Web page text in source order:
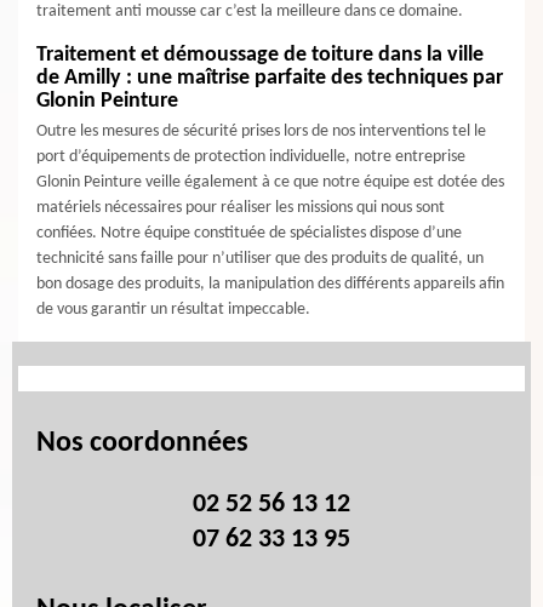
traitement anti mousse car c’est la meilleure dans ce domaine.
Traitement et démoussage de toiture dans la ville
de Amilly : une maîtrise parfaite des techniques par
Glonin Peinture
Outre les mesures de sécurité prises lors de nos interventions tel le
port d’équipements de protection individuelle, notre entreprise
Glonin Peinture veille également à ce que notre équipe est dotée des
matériels nécessaires pour réaliser les missions qui nous sont
confiées. Notre équipe constituée de spécialistes dispose d’une
technicité sans faille pour n’utiliser que des produits de qualité, un
bon dosage des produits, la manipulation des différents appareils afin
de vous garantir un résultat impeccable.
Nos coordonnées
02 52 56 13 12
07 62 33 13 95